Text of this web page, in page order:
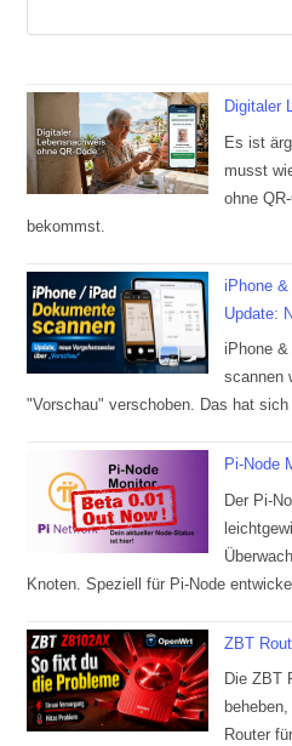
Digitaler
Es ist
musst
ohne
bekommst.
iPhone
Update:
iPhone
scannen
"Vorschau" verschoben. Das hat
Pi-Node
Der Pi-
Knoten. Speziell für Pi-Node
ZBT
Die ZBT
Router